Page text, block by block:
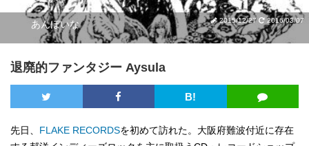
あんぼいな 2015/12/27 2016/03/07
退廃的ファンタジー Aysula
B!
先日、 FLAKE RECORDSを初めて訪れた。大阪府難波付近に存在